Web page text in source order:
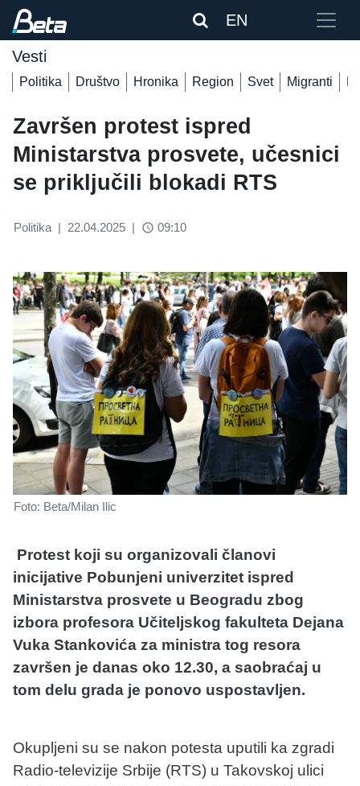
EN
Vesti
Politika Društvo Hronika Region Svet Migranti
Završen protest ispred
Ministarstva prosvete, učesnici
se priključili blokadi RTS
Politika | 22.04.2025 | access_time 09:10
Foto: Beta/Milan Ilic
Protest koji su organizovali članovi
inicijative Pobunjeni univerzitet ispred
Ministarstva prosvete u Beogradu zbog
izbora profesora Učiteljskog fakulteta Dejana
Vuka Stankovića za ministra tog resora
završen je danas oko 12.30, a saobraćaj u
tom delu grada je ponovo uspostavljen.
Okupljeni su se nakon potesta uputili ka zgradi
Radio-televizije Srbije (RTS) u Takovskoj ulici